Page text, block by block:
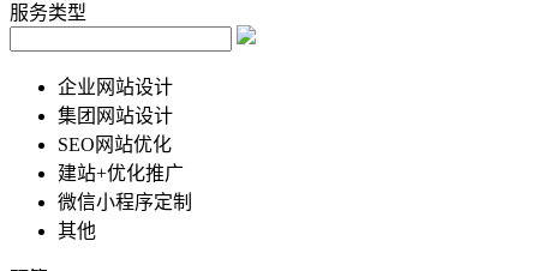
服务类型
企业网站设计
集团网站设计
SEO网站优化
建站+优化推广
微信小程序定制
其他